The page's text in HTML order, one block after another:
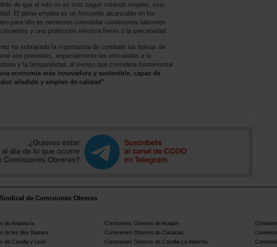
de que el reto no es solo seguir creando empleo, sino
El pleno empleo es un horizonte alcanzable en los
para ello es necesario consolidar condiciones laborales
y una protección efectiva frente a la precariedad.
ha subrayado la importancia de combatir las bolsas de
aún presentes, especialmente las vinculadas a la
y la temporalidad, al tiempo que considera fundamental
economía más innovadora y sostenible, capaz de
añadido y empleo de calidad”
de Comisiones Obreras
de Andalucía Comisiones Obreras de Aragón
de les Illes Balears
Comisiones Obreras de Canarias
de Castilla y León
Comisiones Obreras de Castilla-La Mancha